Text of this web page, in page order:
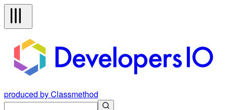
produced by Classmethod